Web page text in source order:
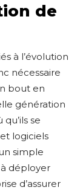
de
à l’évolution
nécessaire
bout en
génération
se
logiciels
simple
déployer
d’assurer